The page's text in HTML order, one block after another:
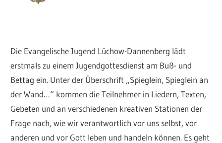
Die Evangelische Jugend Lüchow-Dannenberg lädt
erstmals zu einem Jugendgottesdienst am Buß- und
Bettag ein. Unter der Überschrift „Spieglein, Spieglein an
der Wand…“ kommen die Teilnehmer in Liedern, Texten,
Gebeten und an verschiedenen kreativen Stationen der
Frage nach, wie wir verantwortlich vor uns selbst, vor
anderen und vor Gott leben und handeln können. Es geht